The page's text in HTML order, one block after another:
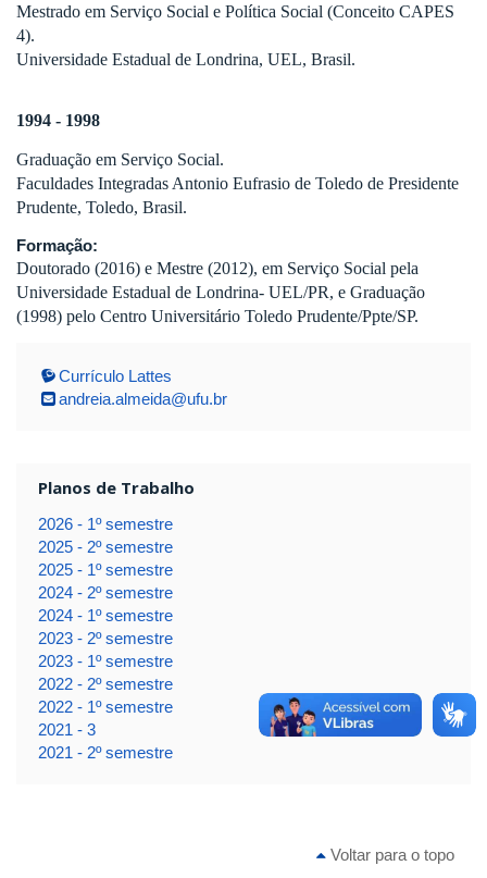
Mestrado em Serviço Social e Política Social (Conceito CAPES
4).
Universidade Estadual de Londrina, UEL, Brasil.
1994 - 1998
Graduação em Serviço Social.
Faculdades Integradas Antonio Eufrasio de Toledo de Presidente
Prudente, Toledo, Brasil.
Formação:
Doutorado (2016) e Mestre (2012), em Serviço Social pela
Universidade Estadual de Londrina- UEL/PR, e Graduação
(1998) pelo Centro Universitário Toledo Prudente/Ppte/SP.
Currículo Lattes
andreia.almeida@ufu.br
Planos de Trabalho
2026 - 1º semestre
2025 - 2º semestre
2025 - 1º semestre
2024 - 2º semestre
2024 - 1º semestre
2023 - 2º semestre
2023 - 1º semestre
2022 - 2º semestre
2022 - 1º semestre
2021 - 3
2021 - 2º semestre
Voltar para o topo